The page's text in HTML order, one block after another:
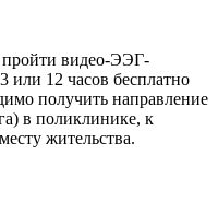
пройти видео-ЭЭГ-
или 12 часов бесплатно
получить направление
в поликлинике, к
жительства.